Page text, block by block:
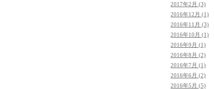
2017年2月 (3)
2016年12月 (1)
2016年11月 (3)
2016年10月 (1)
2016年9月 (1)
2016年8月 (2)
2016年7月 (1)
2016年6月 (2)
2016年5月 (5)